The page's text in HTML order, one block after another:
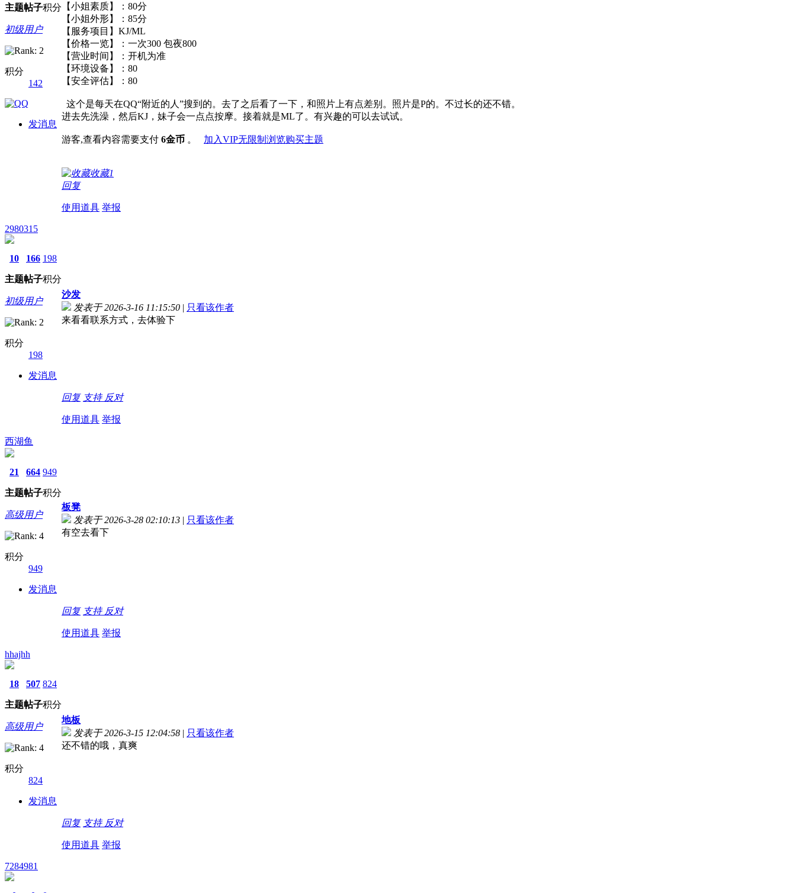
主题帖子积分
初级用户
积分
142
发消息
【小姐素质】：80分
【小姐外形】：85分
【服务项目】KJ/ML
【价格一览】：一次300 包夜800
【营业时间】：开机为准
【环境设备】：80
【安全评估】：80
这个是每天在QQ“附近的人”搜到的。去了之后看了一下，和照片上有点差别。照片是P的。不过长的还不错。
进去先洗澡，然后KJ，妹子会一点点按摩。接着就是ML了。有兴趣的可以去试试。
游客,查看内容需要支付 6金币 。 加入VIP无限制浏览购买主题
收藏1
回复
使用道具 举报
2980315
10
主题
166
帖子
198
积分
初级用户
积分
198
发消息
沙发
发表于 2026-3-16 11:15:50 | 只看该作者
来看看联系方式，去体验下
回复 支持 反对
使用道具 举报
西湖鱼
21
主题
664
帖子
949
积分
高级用户
积分
949
发消息
板凳
发表于 2026-3-28 02:10:13 | 只看该作者
有空去看下
回复 支持 反对
使用道具 举报
hhajhh
18
主题
507
帖子
824
积分
高级用户
积分
824
发消息
地板
发表于 2026-3-15 12:04:58 | 只看该作者
还不错的哦，真爽
回复 支持 反对
使用道具 举报
7284981